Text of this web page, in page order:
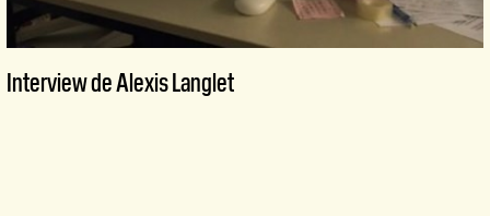
Interview de Alexis Langlet